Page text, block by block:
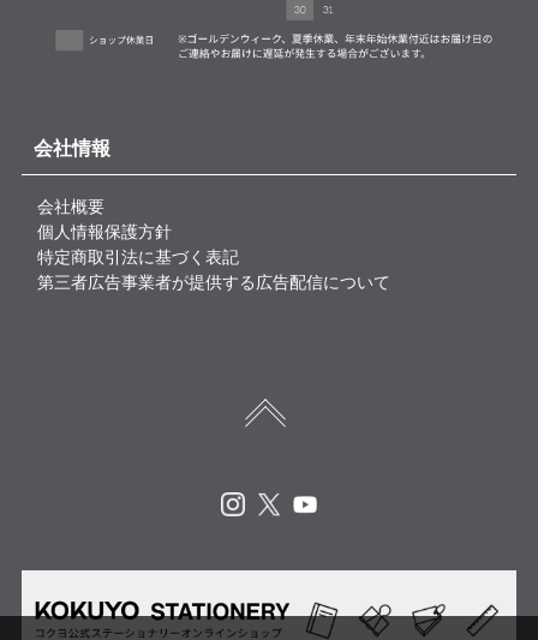
会社情報
会社概要
個人情報保護方針
特定商取引法に基づく表記
第三者広告事業者が提供する広告配信について